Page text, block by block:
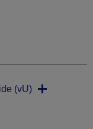
(vU)